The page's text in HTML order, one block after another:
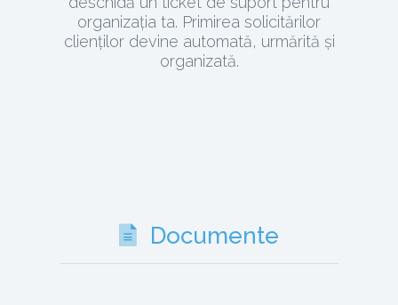
organizația ta. Primirea solicitărilor
clienților devine automată, urmărită și
organizată.
Documente